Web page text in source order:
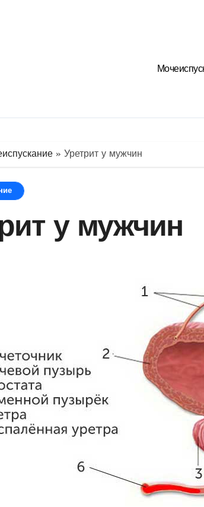
» Уретрит у мужчин
у мужчин